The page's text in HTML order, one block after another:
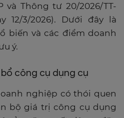
và Thông tư 20/2026/TT-
12/3/2026). Dưới đây là
biến và các điểm doanh
ý.
bổ công cụ dụng cụ
nghiệp có thói quen
bộ giá trị công cụ dụng